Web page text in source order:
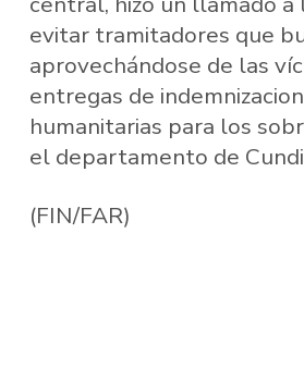
evitar tramitadores que
aprovechándose de las
entregas de
humanitarias para los
el departamento de
(FIN/FAR)